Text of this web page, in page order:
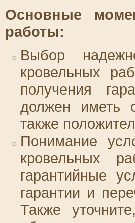
Основные
работы:
Выбор
кровельных
получения
должен иметь
также
Понимание
кровельных
гарантийные
гарантии и
Также